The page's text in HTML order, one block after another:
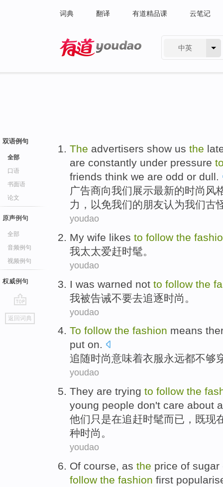
词典 翻译 有道精品课 云笔记
中英
双语例句
全部
口语
书面语
论文
原声例句
全部
音频例句
视频例句
权威例句
go
top
返回词典
The advertisers show us the
are constantly under pressure
friends think we are odd or dull.
广告商向我们 展示最新的时尚 风
力 ， 以免我们的朋友认为我们古
youdao
My wife likes to follow the
我太太爱赶时髦。
youdao
I was warned not to follow the
我被告诫不要去追逐时尚 。
youdao
To follow the fashion means
put on.
追随时尚意味着衣服永远都不够
youdao
They are trying to follow the
young people don't care about
他们 只是在追赶时髦而已，既现
种时尚。
youdao
Of course, as the price of sugar
follow the fashion first